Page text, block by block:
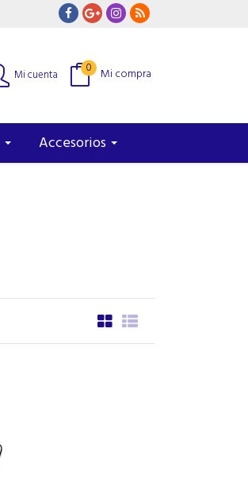
Mi cuenta Mi compra
0
Accesorios